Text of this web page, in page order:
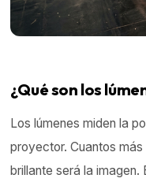
¿Qué son los
Los lúmenes miden la
proyector. Cuantos
brillante será la imagen.